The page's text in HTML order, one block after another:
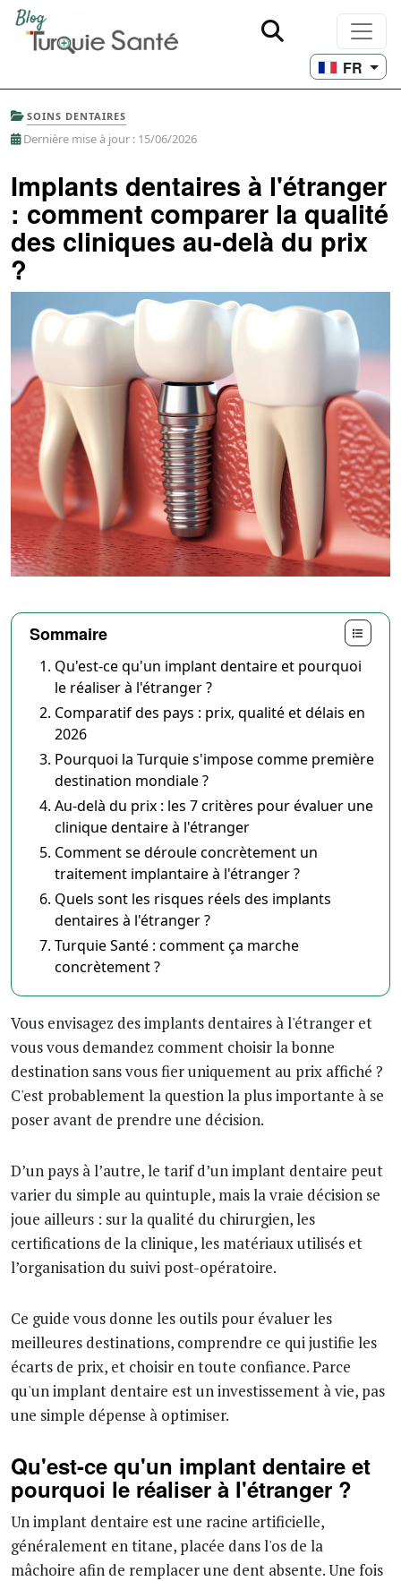
FR
SOINS DENTAIRES
Dernière mise à jour : 15/06/2026
Implants dentaires à l'étranger
: comment comparer la qualité
des cliniques au-delà du prix
?
Sommaire
Qu'est-ce qu'un implant dentaire et pourquoi
le réaliser à l'étranger ?
Comparatif des pays : prix, qualité et délais en
2026
Pourquoi la Turquie s'impose comme première
destination mondiale ?
Au-delà du prix : les 7 critères pour évaluer une
clinique dentaire à l'étranger
Comment se déroule concrètement un
traitement implantaire à l'étranger ?
Quels sont les risques réels des implants
dentaires à l'étranger ?
Turquie Santé : comment ça marche
concrètement ?
Vous envisagez des implants dentaires à l'étranger et
vous vous demandez comment choisir la bonne
destination sans vous fier uniquement au prix affiché ?
C'est probablement la question la plus importante à se
poser avant de prendre une décision.
D’un pays à l’autre, le tarif d’un implant dentaire peut
varier du simple au quintuple, mais la vraie décision se
joue ailleurs : sur la qualité du chirurgien, les
certifications de la clinique, les matériaux utilisés et
l’organisation du suivi post-opératoire.
Ce guide vous donne les outils pour évaluer les
meilleures destinations, comprendre ce qui justifie les
écarts de prix, et choisir en toute confiance. Parce
qu'un implant dentaire est un investissement à vie, pas
une simple dépense à optimiser.
Qu'est-ce qu'un implant dentaire et
pourquoi le réaliser à l'étranger ?
Un implant dentaire est une racine artificielle,
généralement en titane, placée dans l'os de la
mâchoire afin de remplacer une dent absente. Une fois